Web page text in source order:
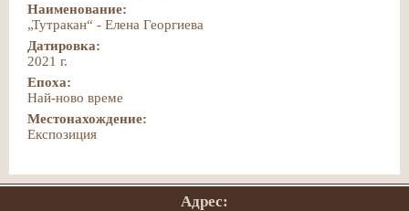
Наименование:
„Тутракан“ - Елена Георгиева
Датировка:
2021 г.
Епоха:
Най-ново време
Местонахождение:
Експозиция
Адрес: